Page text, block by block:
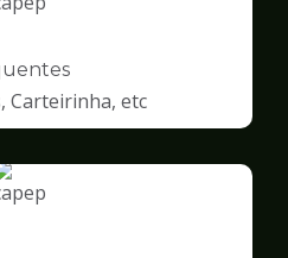
Ilustração
pagina
de
Capep
Carteirinha, etc
Ilustração